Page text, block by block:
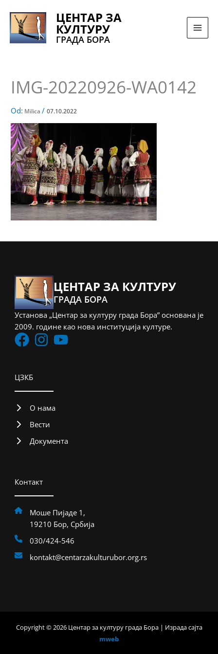
sadržaj
ЦЕНТАР ЗА
КУЛТУРУ
ГРАДА БОРА
IMG-20220926-WA0142
Od: Milica/07.10.2022
ЦЕНТАР ЗА КУЛТУРУ
ГРАДА БОРА
Установа „Центар за културу града Бора” основана је
2009. године као нова институција културе.
ЦЗКБ
О нама
Вести
Документа
Контакт
Моше Пијаде 1,
19210 Бор, Србија
030/424-546
kontakt@centarzakulturubor.org.rs
Copyright © 2026 Центар за културу града Бора | Израда сајта
mweb